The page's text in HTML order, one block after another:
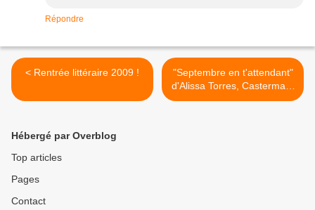
Répondre
< Rentrée littéraire 2009 !
"Septembre en t'attendant"
d'Alissa Torres, Casterman,
2008 (EU), 2009 (F) >
Hébergé par Overblog
Top articles
Pages
Contact